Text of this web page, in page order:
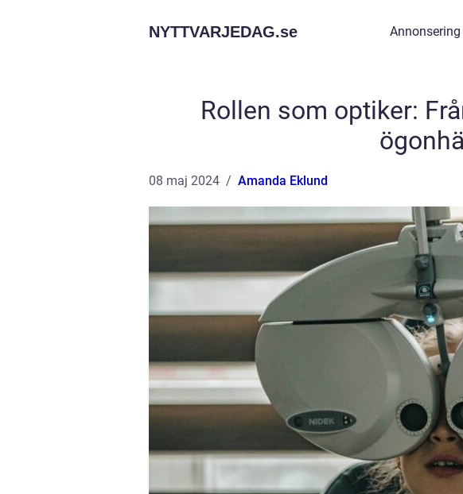
NYTTVARJEDAG.se Annonsering
Rollen som optiker:
08 maj 2024 Amanda Eklund